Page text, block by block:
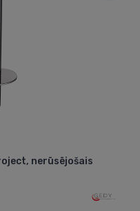
nerūsējošais